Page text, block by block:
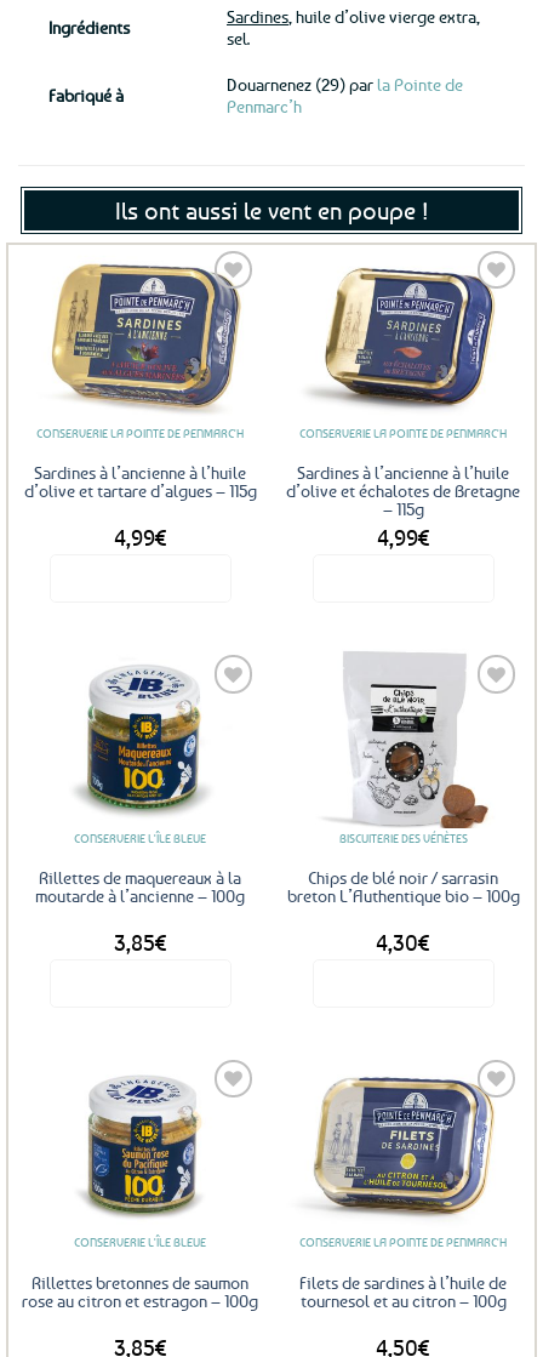
Ingrédients
Sardines , huile d’olive vierge extra,
sel.
Fabriqué à
Douarnenez (29) parla Pointe de
Penmarc’h
Ils ont aussi le vent en poupe !
Ajouter
aux
favoris
CONSERVERIE LA POINTE DE PENMARC'H
Sardines à l’ancienne à l’huile
d’olive et tartare d’algues – 115g
4,99€
Ajouter
aux
favoris
CONSERVERIE LA POINTE DE PENMARC'H
Sardines à l’ancienne à l’huile
d’olive et échalotes de Bretagne
– 115g
4,99€
CONSERVERIE L'ÎLE BLEUE
Rillettes de maquereaux à la
moutarde à l’ancienne – 100g
3,85€
BISCUITERIE DES VÉNÈTES
Chips de blé noir / sarrasin
breton L’Authentique bio – 100g
4,30€
CONSERVERIE L'ÎLE BLEUE
Rillettes bretonnes de saumon
rose au citron et estragon – 100g
3,85€
Ajouter
aux
favoris
CONSERVERIE LA POINTE DE PENMARC'H
Filets de sardines à l’huile de
tournesol et au citron – 100g
4,50€